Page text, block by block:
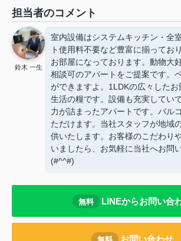
担当者のコメント
鈴木 一生
室内設備はシステムキッチン・全
ト使用料不要など豊富に揃ってお
お部屋になっております。動物大
相談可のアパートをご提案です。
ができますよ。1LDKの広々したお
生活の糧です。設備も充実してい
力が詰まったアパートです。バル
ただけます。当社スタッフが地域
供いたします。お客様のこだわり
いましたら、お気軽に当社へお問
(#^^#)
無料 LINEからお問い合
お問い合わせ